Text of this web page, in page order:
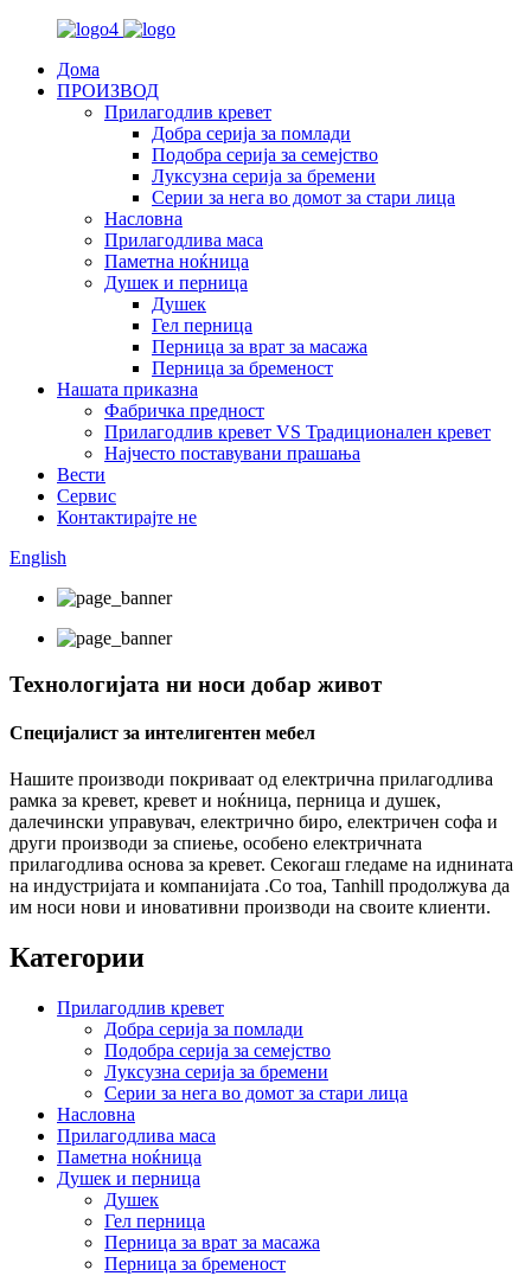
Дома
ПРОИЗВОД
Прилагодлив кревет
Добра серија за помлади
Подобра серија за семејство
Луксузна серија за бремени
Серии за нега во домот за стари лица
Насловна
Прилагодлива маса
Паметна ноќница
Душек и перница
Душек
Гел перница
Перница за врат за масажа
Перница за бременост
Нашата приказна
Фабричка предност
Прилагодлив кревет VS Традиционален кревет
Најчесто поставувани прашања
Вести
Сервис
Контактирајте не
English
Технологијата ни носи добар живот
Специјалист за интелигентен мебел
Нашите производи покриваат од електрична прилагодлива
рамка за кревет, кревет и ноќница, перница и душек,
далечински управувач, електрично биро, електричен софа и
други производи за спиење, особено електричната
прилагодлива основа за кревет. Секогаш гледаме на иднината
на индустријата и компанијата .Со тоа, Tanhill продолжува да
им носи нови и иновативни производи на своите клиенти.
Категории
Прилагодлив кревет
Добра серија за помлади
Подобра серија за семејство
Луксузна серија за бремени
Серии за нега во домот за стари лица
Насловна
Прилагодлива маса
Паметна ноќница
Душек и перница
Душек
Гел перница
Перница за врат за масажа
Перница за бременост